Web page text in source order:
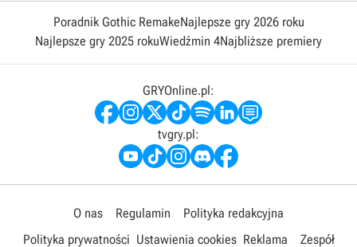
Poradnik Gothic RemakeNajlepsze gry 2026 roku
Najlepsze gry 2025 rokuWiedźmin 4Najbliższe premiery
GRYOnline.pl:
tvgry.pl:
O nas Regulamin
Polityka redakcyjna
Polityka prywatności Ustawienia cookies Reklama Zespół